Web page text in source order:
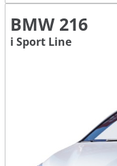
BMW 216
i Sport Line